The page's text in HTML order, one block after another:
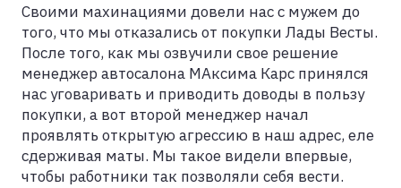
Своими махинациями довели нас с мужем до
того, что мы отказались от покупки Лады Весты.
После того, как мы озвучили свое решение
менеджер автосалона МАксима Карс принялся
нас уговаривать и приводить доводы в пользу
покупки, а вот второй менеджер начал
проявлять открытую агрессию в наш адрес, еле
сдерживая маты. Мы такое видели впервые,
чтобы работники так позволяли себя вести.